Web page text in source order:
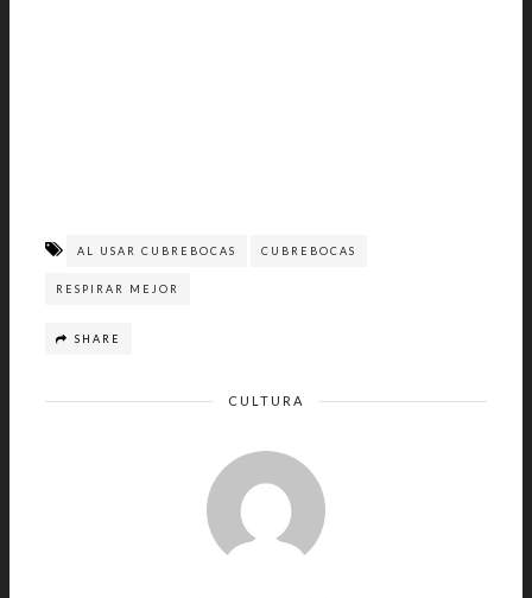
AL USAR CUBREBOCAS CUBREBOCAS
RESPIRAR MEJOR
SHARE
CULTURA